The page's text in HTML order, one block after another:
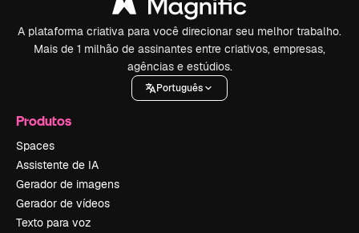
A plataforma criativa para você direcionar seu melhor trabalho.
Mais de 1 milhão de assinantes entre criativos, empresas,
agências e estúdios.
Português
Produtos
Spaces
Assistente de IA
Gerador de imagens
Gerador de vídeos
Texto para voz